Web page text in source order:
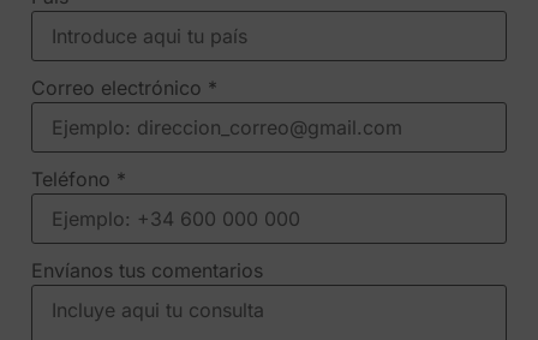
Correo electrónico *
Teléfono *
Envíanos tus comentarios